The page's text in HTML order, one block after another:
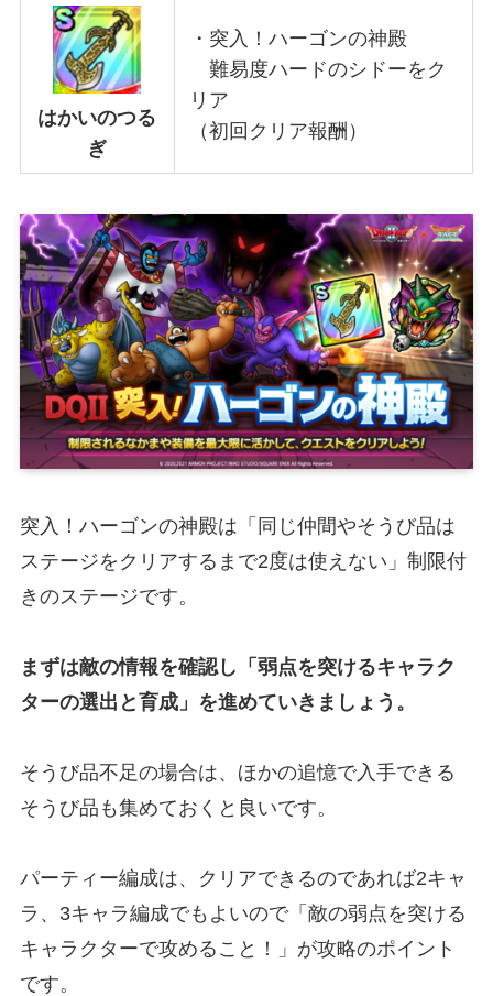
はかいのつる
ぎ
・突入！ハーゴンの神殿
難易度ハードのシドーをク
リア
（初回クリア報酬）
突入！ハーゴンの神殿は「同じ仲間やそうび品は
ステージをクリアするまで2度は使えない」制限付
きのステージです。
まずは敵の情報を確認し「弱点を突けるキャラク
ターの選出と育成」を進めていきましょう。
そうび品不足の場合は、ほかの追憶で入手できる
そうび品も集めておくと良いです。
パーティー編成は、クリアできるのであれば2キャ
ラ、3キャラ編成でもよいので「敵の弱点を突ける
キャラクターで攻めること！」が攻略のポイント
です。